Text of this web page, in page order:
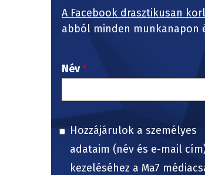
A Facebook drasztikusan
abból minden
Név
Hozzájárulok a személyes
adataim (név és e-mail
kezeléséhez a Ma7